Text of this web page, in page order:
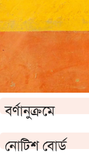
বর্ণানুক্রমে
নোটিশ বোর্ড